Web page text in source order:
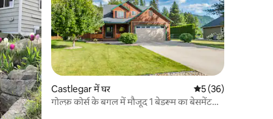
Castlegar में घर औसत रेटिंग 5 में से 5,
5 (36)
गोल्फ़ कोर्स के बगल में मौजूद 1 बेडरूम का बेसमेंट